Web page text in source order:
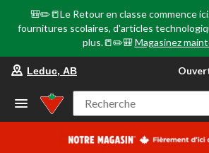
🎒✏️📒Le Retour en classe commence
fournitures scolaires, d'articles
plus.📒✏️🎒 Magasinez
votre
préféré
Leduc,
AB,
courament
Leduc, AB
Recherche